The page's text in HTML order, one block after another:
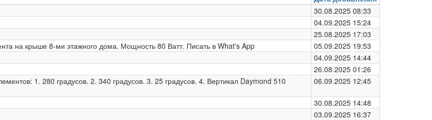
30.08.2025 08:33
04.09.2025 15:24
25.08.2025 17:03
на крыше 8-ми этажного дома. Мощность 80 Ватт. Писать в What's App
05.09.2025 19:53
04.09.2025 14:44
26.08.2025 01:26
1. 280 градусов. 2. 340 градусов. 3. 25 градусов. 4. Вертикал Daymond 510 06.09.2025 12:45
30.08.2025 14:48
03.09.2025 16:37